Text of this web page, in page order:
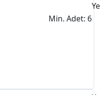
Min. Adet: 6